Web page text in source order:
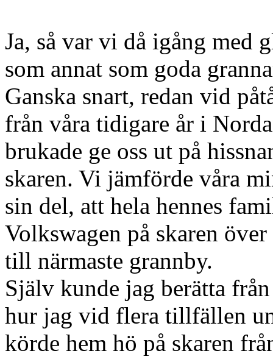
Ja, så var vi då igång med
som annat som goda
Ganska snart, redan vid
från våra tidigare år i
brukade ge oss ut på
skaren. Vi jämförde våra
sin del, att hela hennes
Volkswagen på skaren
till närmaste grannby.
Själv kunde jag berätta
hur jag vid flera tillfällen
körde hem hö på skaren